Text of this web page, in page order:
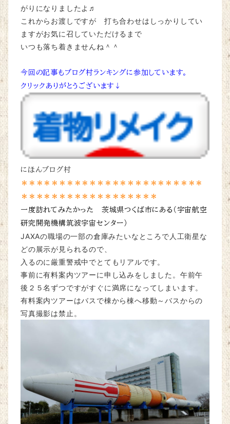
がりになりましたよ♬
これからお渡しですが 打ち合わせはしっかりしてい
ますがお気に召していただけるまで
いつも落ち着きませんね＾＾
今回の記事もブログ村ランキングに参加しています。
クリックありがとうございます↓
にほんブログ村
＊＊＊＊＊＊＊＊＊＊＊＊＊＊＊＊＊＊＊＊＊＊＊＊
＊＊＊＊＊＊＊＊＊＊＊＊＊＊＊＊＊＊
一度訪れてみたかった 茨城県つくば市にある（宇宙航空
研究開発機構筑波宇宙センター）
JAXAの職場の一部の倉庫みたいなところで人工衛星な
どの展示が見られるので、
入るのに厳重警戒中でとてもリアルです。
事前に有料案内ツアーに申し込みをしました。午前午
後２５名ずつですがすぐに満席になってしまいます。
有料案内ツアーはバスで棟から棟へ移動～バスからの
写真撮影は禁止。